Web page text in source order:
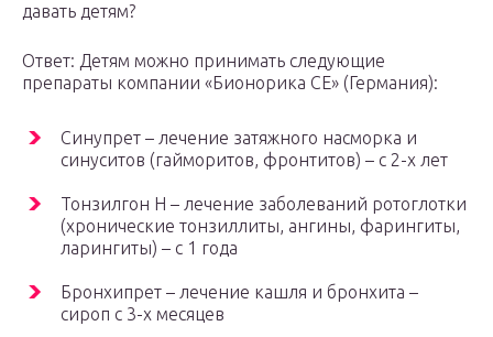
давать детям?
Ответ: Детям можно принимать следующие
препараты компании «Бионорика СЕ» (Германия):
Синупрет – лечение затяжного насморка и
синуситов (гайморитов, фронтитов) – с 2-х лет
Тонзилгон Н – лечение заболеваний ротоглотки
(хронические тонзиллиты, ангины, фарингиты,
ларингиты) – с 1 года
Бронхипрет – лечение кашля и бронхита –
сироп с 3-х месяцев